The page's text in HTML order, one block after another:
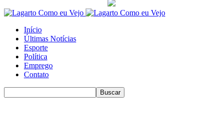
Início
Últimas Notícias
Esporte
Política
Emprego
Contato